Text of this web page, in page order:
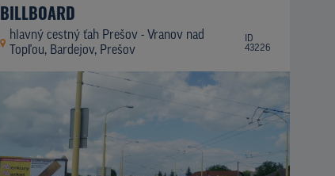
BILLBOARD
hlavný cestný ťah Prešov - Vranov nad
Topľou, Bardejov, Prešov
ID
43226